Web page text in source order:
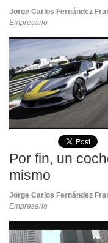
Jorge Carlos Fernández
Empresario
Por fin, un
mismo
Jorge Carlos Fernández
Empresario